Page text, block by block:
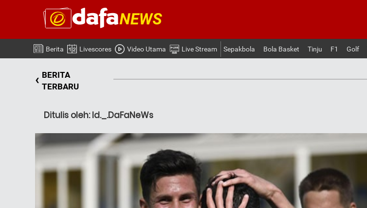
Berita Livescores Video Utama Live Stream Sepakbola Bola Basket Tinju F1 Golf
‹ BERITA
TERBARU
Ditulis oleh: Id._.DaFaNeWs